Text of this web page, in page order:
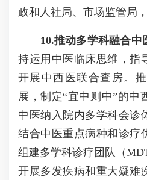
政和人社局、市场监管局
10.推动多学科融合中
持运用中医临床思维，指
开展中西医联合查房。
展，制定“宜中则中”的中
中医纳入院内多学科会诊
结合中医重点病种和诊疗
组建多学科诊疗团队（
开展多发疾病和重大疑难